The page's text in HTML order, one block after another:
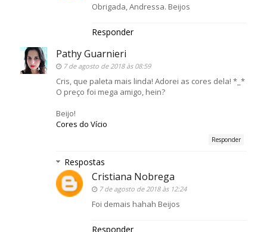
Obrigada, Andressa. Beijos
Responder
Pathy Guarnieri
7 de agosto de 2018 às 08:59
Cris, que paleta mais linda! Adorei as cores dela! *_*
O preço foi mega amigo, hein?
Beijo!
Cores do Vício
Responder
Respostas
Cristiana Nobrega
7 de agosto de 2018 às 12:24
Foi demais hahah Beijos
Responder